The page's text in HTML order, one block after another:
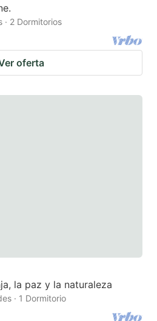
· 2 Dormitorios
oferta
la paz y la naturaleza
· 1 Dormitorio